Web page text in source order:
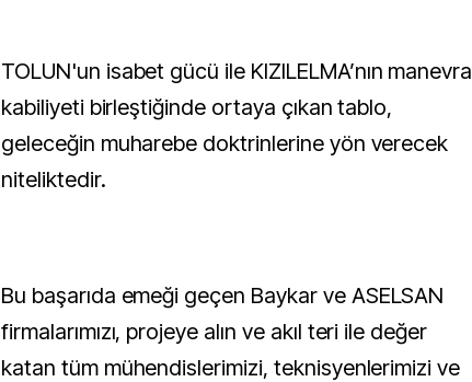
TOLUN'un isabet gücü ile KIZILELMA’nın manevra
kabiliyeti birleştiğinde ortaya çıkan tablo,
geleceğin muharebe doktrinlerine yön verecek
niteliktedir.
Bu başarıda emeği geçen Baykar ve ASELSAN
firmalarımızı, projeye alın ve akıl teri ile değer
katan tüm mühendislerimizi, teknisyenlerimizi ve